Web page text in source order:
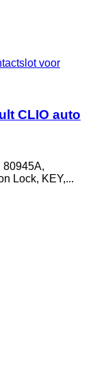
voor
CLIO auto
80945A,
Lock, KEY,...